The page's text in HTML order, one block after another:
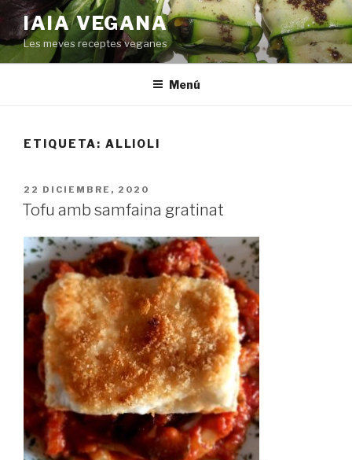
Saltar
contenido
IAIA VEGANA
Les meves receptes veganes
Menú
ETIQUETA: ALLIOLI
PUBLICADO
EL
22 DICIEMBRE, 2020
Tofu amb samfaina gratinat